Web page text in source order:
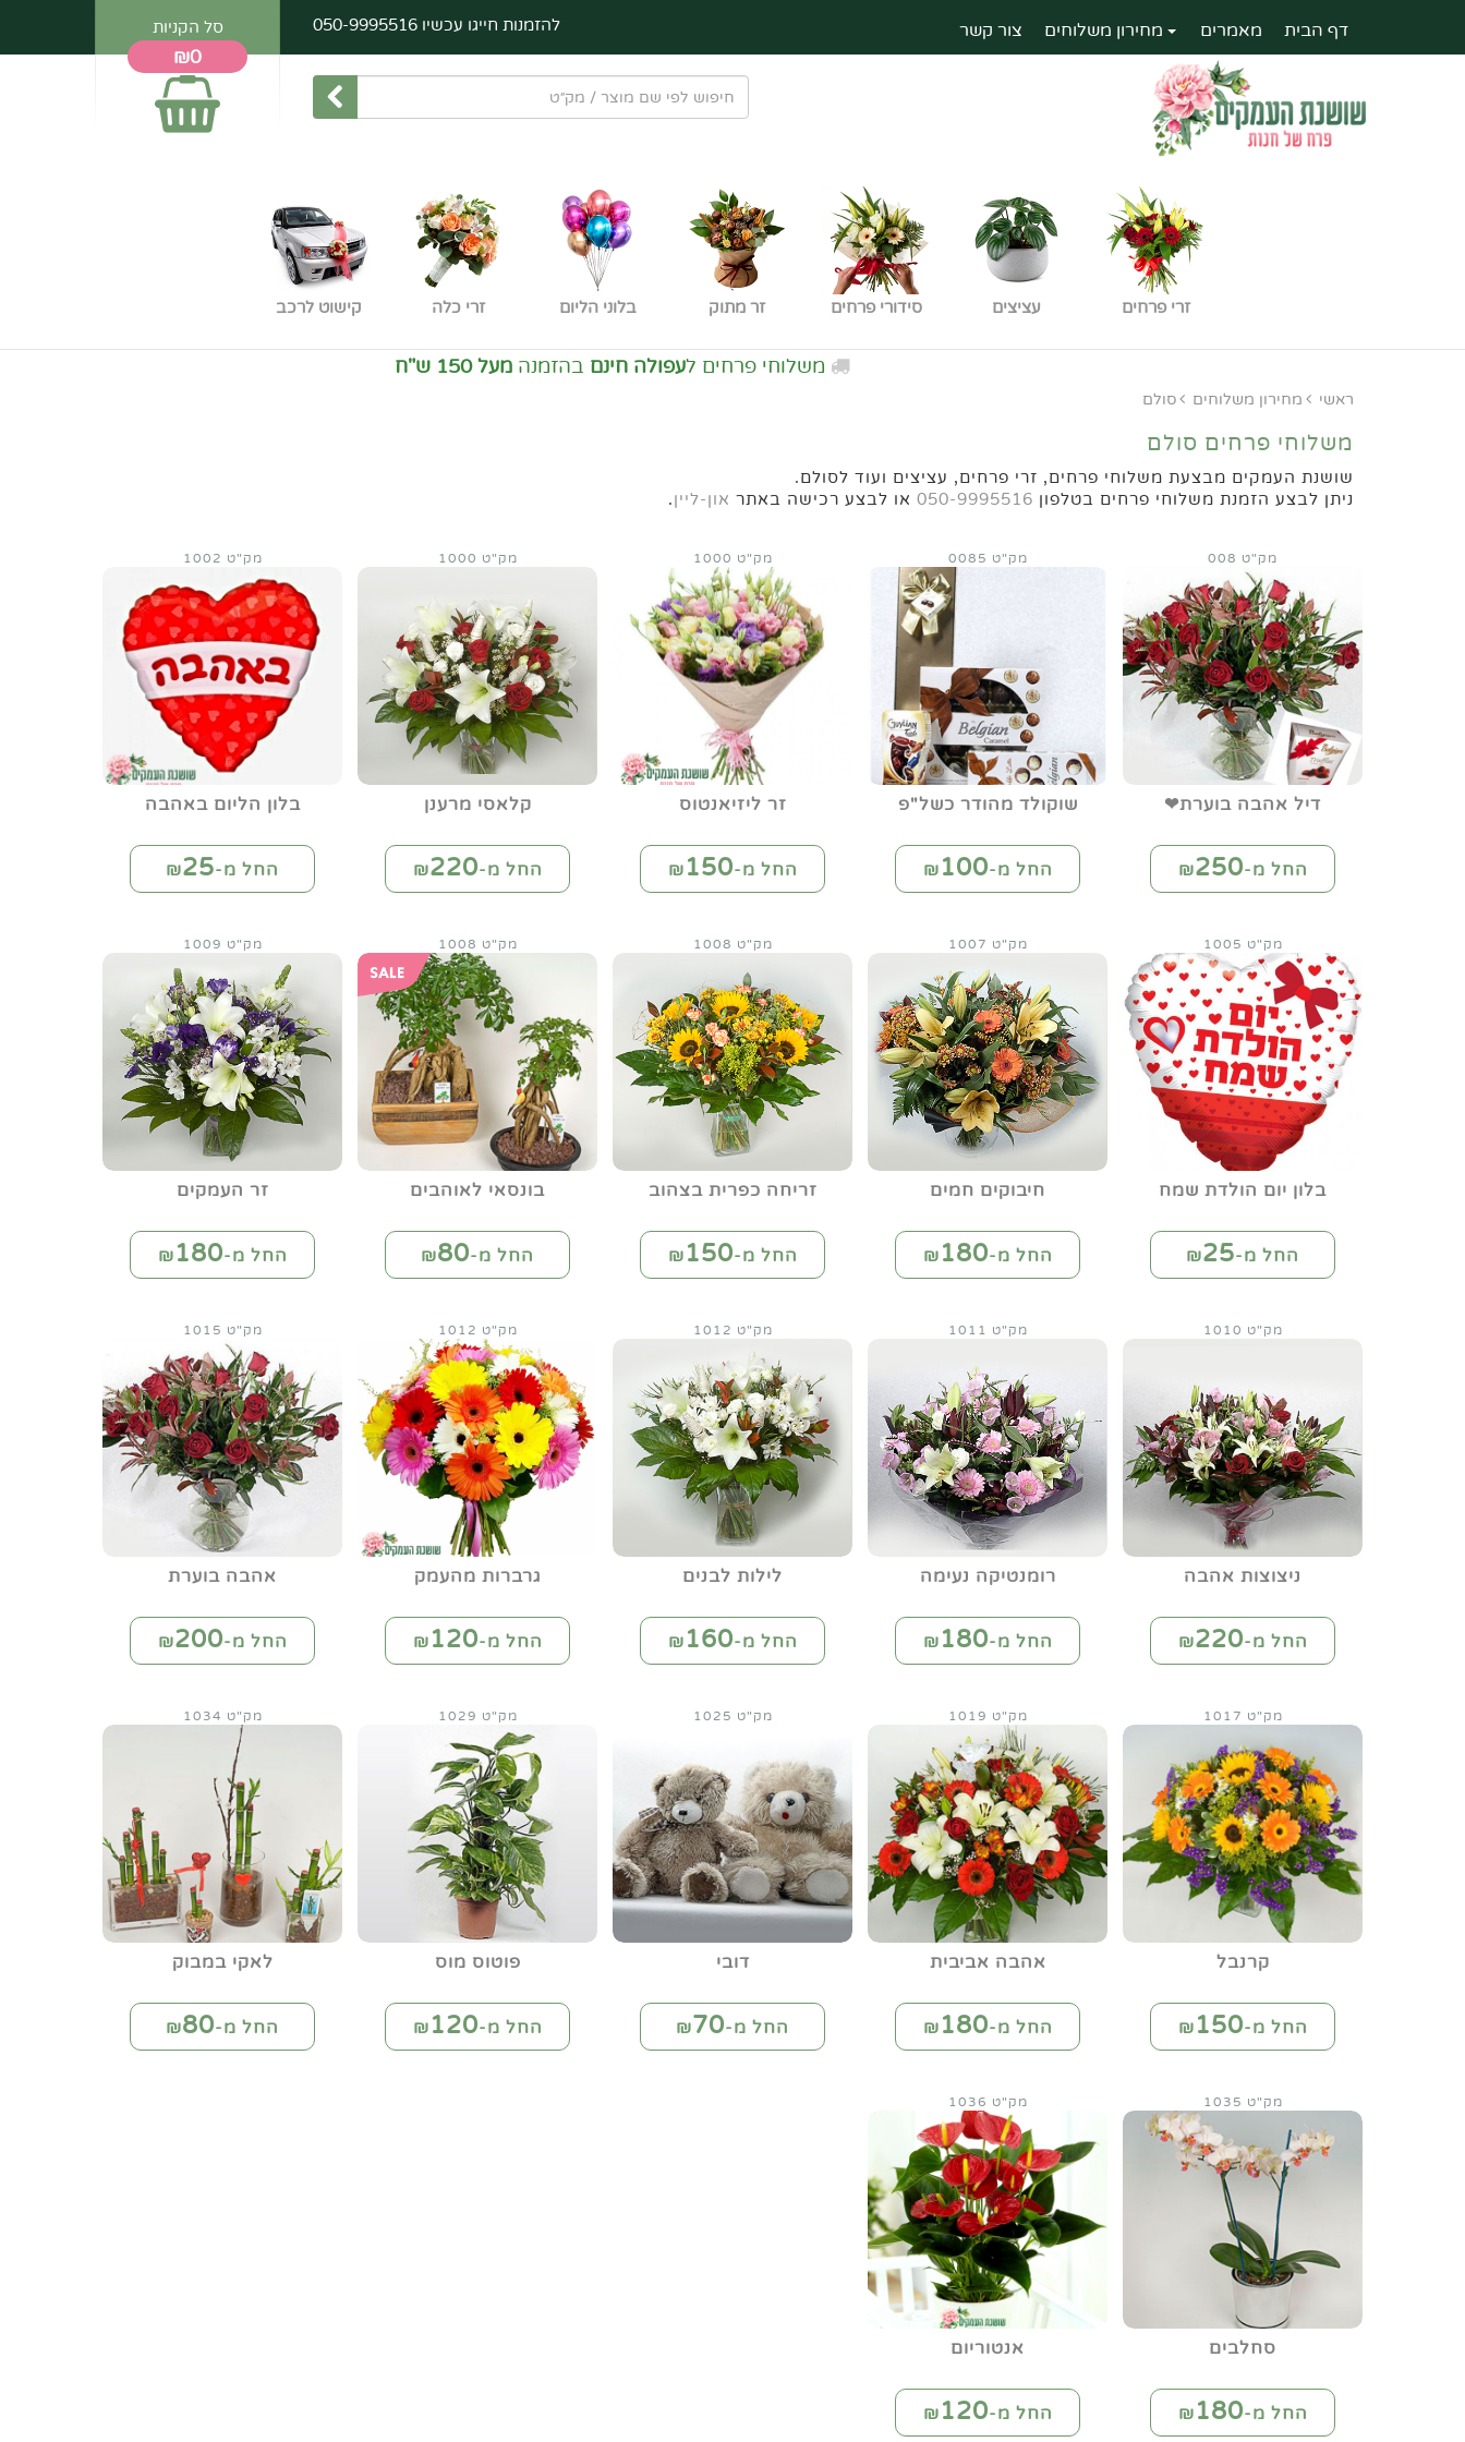
סל הקניות
₪0
להזמנות חייגו עכשיו 050-9995516 דף הבית מאמרים מחירון משלוחים צור קשר
זרי פרחים עציצים סידורי פרחים זר מתוק בלוני הליום זרי כלה קישוט לרכב
משלוחי פרחים לעפולה חינםבהזמנהמעל 150 ש"ח
ראשי מחירון משלוחים סולם
משלוחי פרחים סולם
שושנת העמקים מבצעת משלוחי פרחים, זרי פרחים, עציצים ועוד לסולם.
ניתן לבצע הזמנת משלוחי פרחים בטלפון 050-9995516 או לבצע רכישה באתר און-ליין.
דיל אהבה בוערת❤
מק"ט 008
החל מ-₪250
שוקולד מהודר כשל"פ
מק"ט 0085
החל מ-₪100
זר ליזיאנטוס
מק"ט 1000
החל מ-₪150
קלאסי מרענן
מק"ט 1000
החל מ-₪220
בלון הליום באהבה
מק"ט 1002
החל מ-₪25
בלון יום הולדת שמח
מק"ט 1005
החל מ-₪25
חיבוקים חמים
מק"ט 1007
החל מ-₪180
זריחה כפרית בצהוב
מק"ט 1008
החל מ-₪150
בונסאי לאוהבים
מק"ט 1008
החל מ-₪80
זר העמקים
מק"ט 1009
החל מ-₪180
ניצוצות אהבה
מק"ט 1010
החל מ-₪220
רומנטיקה נעימה
מק"ט 1011
החל מ-₪180
לילות לבנים
מק"ט 1012
החל מ-₪160
גרברות מהעמק
מק"ט 1012
החל מ-₪120
אהבה בוערת
מק"ט 1015
החל מ-₪200
קרנבל
מק"ט 1017
החל מ-₪150
אהבה אביבית
מק"ט 1019
החל מ-₪180
דובי
מק"ט 1025
החל מ-₪70
פוטוס מוס
מק"ט 1029
החל מ-₪120
לאקי במבוק
מק"ט 1034
החל מ-₪80
סחלבים
מק"ט 1035
החל מ-₪180
אנטוריום
מק"ט 1036
החל מ-₪120